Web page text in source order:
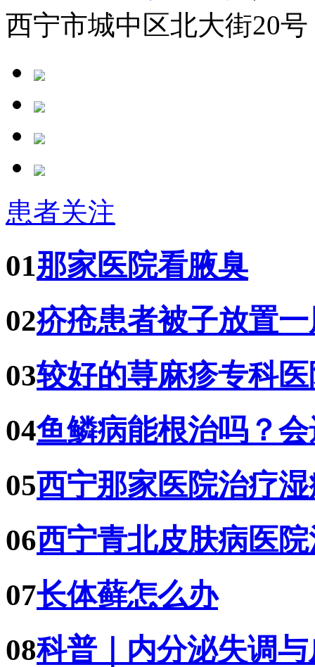
西宁市城中区北大街20
患者关注
01那家医院看腋臭
02疥疮患者被子放置
03较好的荨麻疹专科
04鱼鳞病能根治吗？
05西宁那家医院治疗
06西宁青北皮肤病医
07长体藓怎么办
08科普｜内分泌失调